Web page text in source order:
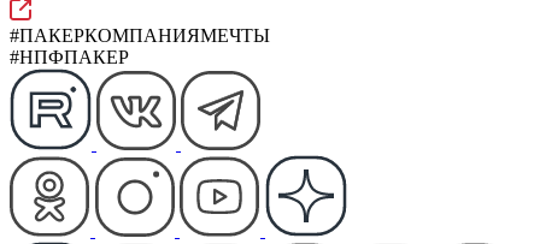
#ПАКЕРКОМПАНИЯМЕЧТЫ
#НПФПАКЕР